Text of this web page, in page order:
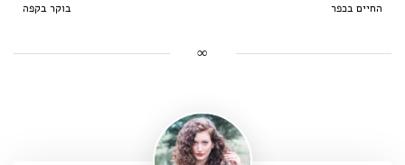
החיים בכפר בוקר בקפה
∞